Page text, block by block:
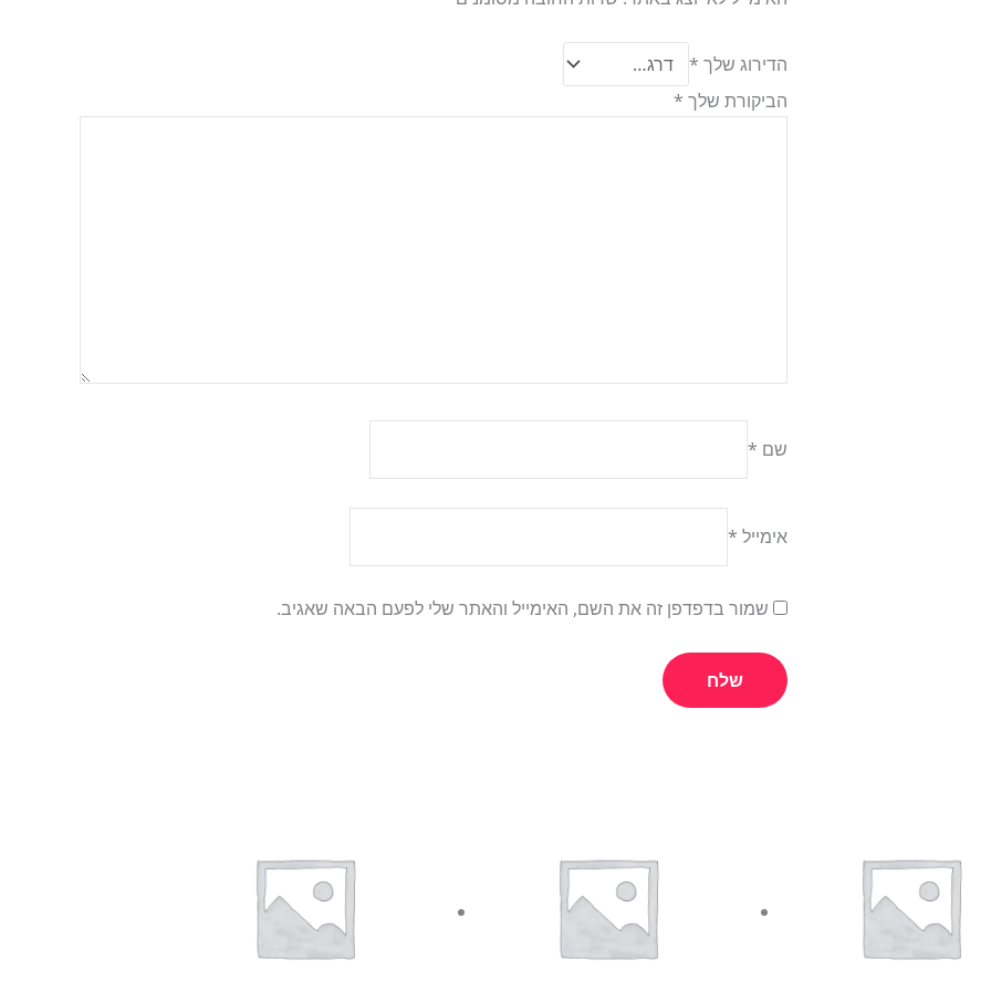
הדירוג שלך *
הביקורת שלך *
שם *
אימייל *
שמור בדפדפן זה את השם, האימייל והאתר שלי לפעם הבאה שאגיב.